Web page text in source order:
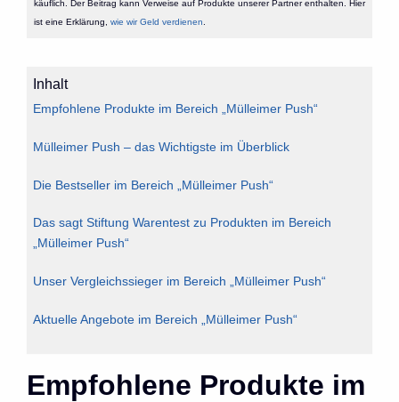
käuflich. Der Beitrag kann Verweise auf Produkte unserer Partner enthalten. Hier
ist eine Erklärung, wie wir Geld verdienen
Inhalt
Empfohlene Produkte im Bereich „Mülleimer Push“
Mülleimer Push – das Wichtigste im Überblick
Die Bestseller im Bereich „Mülleimer Push“
Das sagt Stiftung Warentest zu Produkten im Bereich
„Mülleimer Push“
Unser Vergleichssieger im Bereich „Mülleimer Push“
Aktuelle Angebote im Bereich „Mülleimer Push“
Empfohlene Produkte im